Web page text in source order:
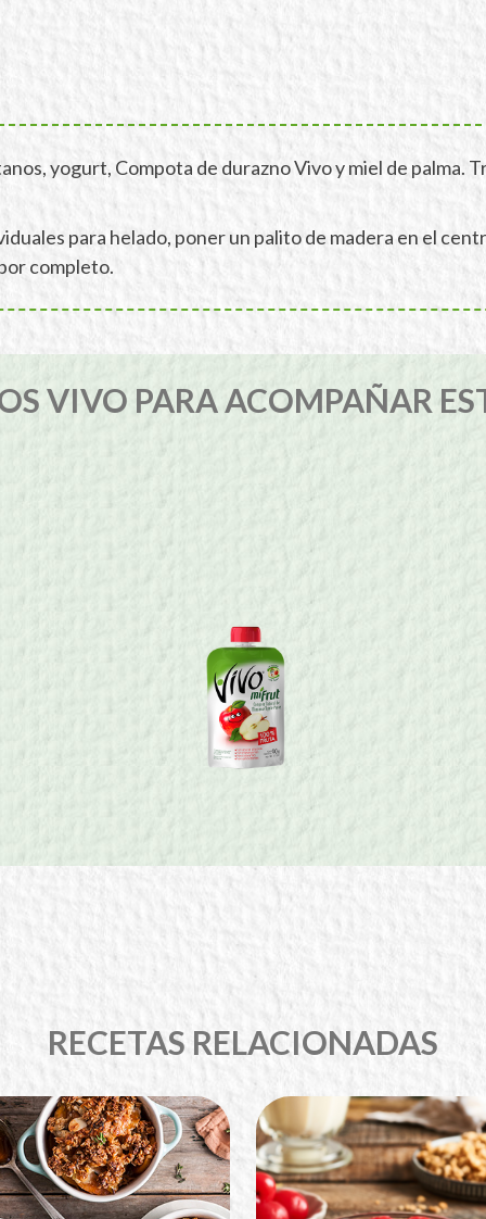
yogurt, Compota de durazno Vivo y miel de palma.
para helado, poner un palito de madera en el
completo.
VIVO PARA ACOMPAÑAR
RECETAS RELACIONADAS